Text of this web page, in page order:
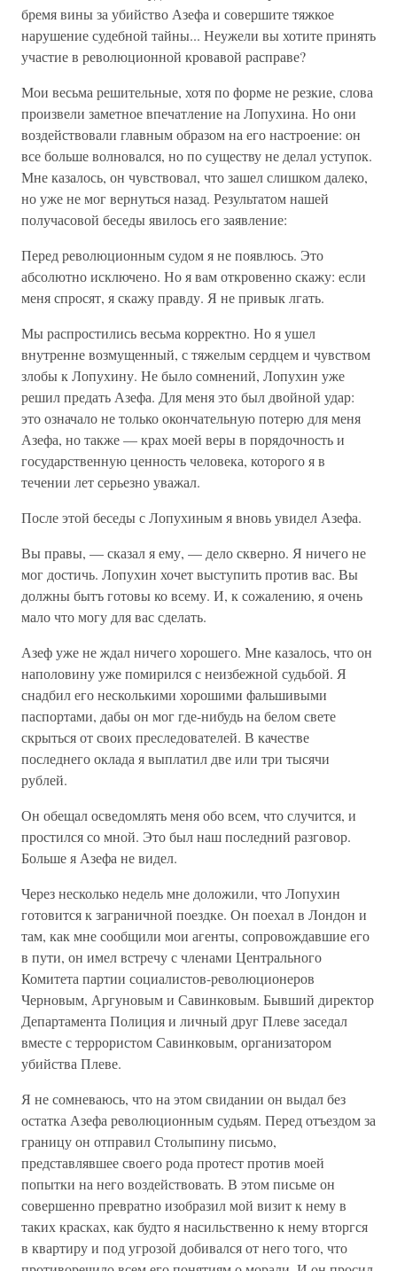
бремя вины за убийство Азефа и совершите тяжкое
нарушение судебной тайны... Неужели вы хотите принять
участие в революционной кровавой расправе?
Мои весьма решительные, хотя по форме не резкие, слова
произвели заметное впечатление на Лопухина. Но они
воздействовали главным образом на его настроение: он
все больше волновался, но по существу не делал уступок.
Мне казалось, он чувствовал, что зашел слишком далеко,
но уже не мог вернуться назад. Результатом нашей
получасовой беседы явилось его заявление:
Перед революционным судом я не появлюсь. Это
абсолютно исключено. Но я вам откровенно скажу: если
меня спросят, я скажу правду. Я не привык лгать.
Мы распростились весьма корректно. Но я ушел
внутренне возмущенный, с тяжелым сердцем и чувством
злобы к Лопухину. Не было сомнений, Лопухин уже
решил предать Азефа. Для меня это был двойной удар:
это означало не только окончательную потерю для меня
Азефа, но также — крах моей веры в порядочность и
государственную ценность человека, которого я в
течении лет серьезно уважал.
После этой беседы с Лопухиным я вновь увидел Азефа.
Вы правы, — сказал я ему, — дело скверно. Я ничего не
мог достичь. Лопухин хочет выступить против вас. Вы
должны бытъ готовы ко всему. И, к сожалению, я очень
мало что могу для вас сделать.
Азеф уже не ждал ничего хорошего. Мне казалось, что он
наполовину уже помирился с неизбежной судьбой. Я
снадбил его несколькими хорошими фальшивыми
паспортами, дабы он мог где-нибудь на белом свете
скрыться от своих преследователей. В качестве
последнего оклада я выплатил две или три тысячи
рублей.
Он обещал осведомлять меня обо всем, что случится, и
простился со мной. Это был наш последний разговор.
Больше я Азефа не видел.
Через несколько недель мне доложили, что Лопухин
готовится к заграничной поездке. Он поехал в Лондон и
там, как мне сообщили мои агенты, сопровождавшие его
в пути, он имел встречу с членами Центрального
Комитета партии социалистов-революционеров
Черновым, Аргуновым и Савинковым. Бывший директор
Департамента Полиция и личный друг Плеве заседал
вместе с террористом Савинковым, организатором
убийства Плеве.
Я не сомневаюсь, что на этом свидании он выдал без
остатка Азефа революционным судьям. Перед отъездом за
границу он отправил Столыпину письмо,
представлявшее своего рода протест против моей
попытки на него воздействовать. В этом письме он
совершенно превратно изобразил мой визит к нему в
таких красках, как будто я насильственно к нему вторгся
в квартиру и под угрозой добивался от него того, что